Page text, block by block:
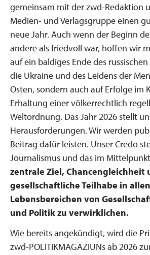
gemeinsam mit der zwd-Redaktion
Medien- und Verlagsgruppe einen
neue Jahr. Auch wenn der Beginn
andere als friedvoll war, hoffen wir
auf ein baldiges Ende des
die Ukraine und des Leidens der
Osten, sondern auch auf Erfolge im
Erhaltung einer völkerrechtlich
Weltordnung. Das Jahr 2026 stellt
Herausforderungen. Wir werden
Beitrag dafür leisten. Unser Credo
Journalismus und das im
zentrale Ziel, Chancengleichheit
gesellschaftliche Teilhabe in allen
Lebensbereichen von
und Politik zu verwirklichen.
Wie bereits angekündigt, wird die
zwd-POLITIKMAGAZIUNs ab 2026